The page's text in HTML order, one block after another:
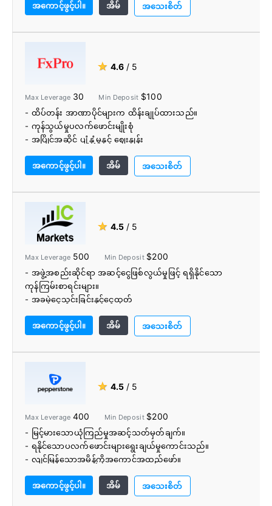
- OANDA Trade ဝဘ်ပလက်ဖောင်းသည် 100+ နည်းပညာ
ဆိုင်ရာ အညွှန်းကိန်းများ၊ စီးပွားရေးထပ်ဆင့်မှုနှင့် Dow Jones
သတင်းဖိဒ်တို့နှင့်အတူ လေးနက်သော နေ့စားကုန်သည်များကို
- ကောင်းမွန်စွာ ဒီဇိုင်းထုတ်ထားသော ပလပ်ဖောင်းများကို ပေး
ပံ့ပိုးပေးသည်။
အကောင့်ဖွင့်ပါ။ အိမ် အသေးစိတ်
★ 4.6 / 5
Max Leverage 30 Min Deposit $100
- ထိပ်တန်း အာဏာပိုင်များက ထိန်းချုပ်ထားသည်။
- ကုန်သွယ်မှုပလက်ဖောင်းမျိုးစုံ
- အပြိုင်အဆိုင် ပျံ့နှံ့မှုနှင့် ဈေးနှုန်း
- စားပွဲခုံကြားဝင်စွက်ဖက်မှုမရှိပါ။
- အလွန်ကောင်းမွန်သော 24/5 ဖောက်သည်ပံ့ပိုးမှု
- ကြွယ်ဝသော ပညာရေးအရင်းအမြစ်များ
အကောင့်ဖွင့်ပါ။ အိမ် အသေးစိတ်
★ 4.5 / 5
Max Leverage 500 Min Deposit $200
- အဖွဲ့အစည်းဆိုင်ရာ အဆင့်ငွေဖြစ်လွယ်မှုဖြင့် ရရှိနိုင်သော
ကုန်ကြမ်းစာရင်းများ။
- အခမဲ့ငွေသွင်းခြင်းနှင့်ငွေထုတ်
- ကော်မရှင်အခမဲ့ အရောင်းအဝယ်ဖြစ်နိုင်သည်။
- 24/7 ဖောက်သည်ပံ့ပိုးမှုဖြင့် ရောင်းဝယ်နိုင်သော ကုန်ပစ္စည်း
များ ကျယ်ပြန့်သည်။
ကောင်းသော စာကြည့်တိုက်။
- ကွဲပြားခြားနားသောကုန်သည်များ၏နှစ်သက်ရာအမျိုးအစား
သည်။
- လူမှုရေးကုန်သွယ်မှု (MyFXbook AutoTrade၊ ZuluTrade)၊
API ကုန်သွယ်မှုနှင့် MAM/PAMM အကောင့်များကို ပံ့ပိုးကူညီပါ။
အကောင့်ဖွင့်ပါ။ အိမ် အသေးစိတ်
★ 4.5 / 5
Max Leverage 400 Min Deposit $200
- မြင့်မားသောယုံကြည်မှုအဆင့်သတ်မှတ်ချက်။
- ရနိုင်သောပလက်ဖောင်းများရွေးချယ်မှုကောင်းသည်။
- လျင်မြန်သောအမိန့်ကိုအကောင်အထည်ဖော်။
- ရောင်းဝယ်နိုင်သော တူရိယာမျိုးစုံ။
- 24/7 ဖောက်သည်ဝန်ဆောင်မှု။
အကောင့်ဖွင့်ပါ။ အိမ် အသေးစိတ်